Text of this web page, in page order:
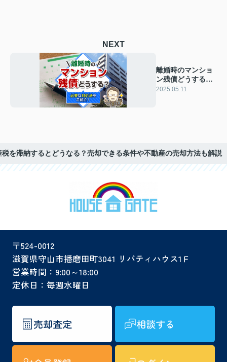
NEXT
離婚時のマンショ
ン残債どうする？
必要な対処法をご
2025.05.11
税を滞納するとどうなる？売却できる条件や不動産の売却方法も解説
〒524-0012
滋賀県守山市播磨田町3041 リバティハウス1Ｆ
営業時間：9:00～18:00
定休日：毎週水曜日
売却査定 相談する